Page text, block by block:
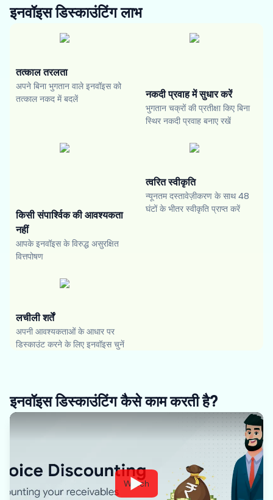
इनवॉइस डिस्काउंटिंगलाभ
तत्काल तरलता
अपने बिना भुगतान वाले इनवॉइस को
तत्काल नकद में बदलें
नकदी प्रवाह में सुधार करें
भुगतान चक्रों की प्रतीक्षा किए बिना
स्थिर नकदी प्रवाह बनाए रखें
किसी संपार्श्विक की आवश्यकता
नहीं
आपके इनवॉइस के विरुद्ध असुरक्षित
वित्तपोषण
त्वरित स्वीकृति
न्यूनतम दस्तावेज़ीकरण के साथ 48
घंटों के भीतर स्वीकृति प्राप्त करें
लचीली शर्तें
अपनी आवश्यकताओं के आधार पर
डिस्काउंट करने के लिए इनवॉइस चुनें
इनवॉइस डिस्काउंटिंग कैसे काम करती है?
Watch